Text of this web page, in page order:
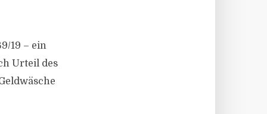
19 – ein
Urteil des